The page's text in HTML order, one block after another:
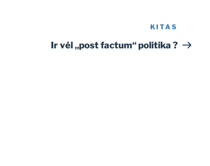
įrašas
KITAS
Ir vėl „post factum“ politika ?